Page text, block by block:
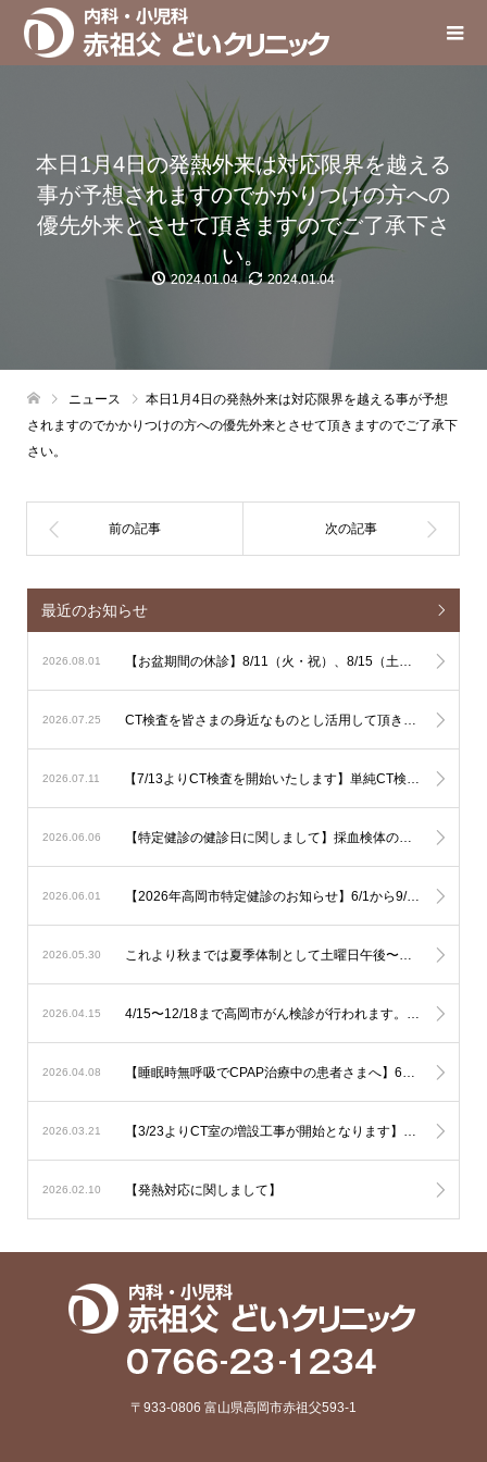
本日1月4日の発熱外来は対応限界を越える
事が予想されますのでかかりつけの方への
優先外来とさせて頂きますのでご了承下さ
い。
2024.01.04 2024.01.04
ニュース
本日1月4日の発熱外来は対応限界を越える事が予想
されますのでかかりつけの方への優先外来とさせて頂きますのでご了承下
さい。
最近のお知らせ
2026.08.01
2026.07.25
2026.07.11
2026.06.06 【特定健診の健診日に関しまして】採血検体の集配と保存の関係で、健診は月曜日から土曜日午前（土曜日午後、日曜日を除く）でお願いいたします。
2026.06.01 【2026年高岡市特定健診のお知らせ】6/1から9/30の期間で行われます。予約は不要ですので受診券をご持参の上直接ご受診下さい。可能なようでしたら食事を抜いての健診をお勧め致します。
2026.05.30 これより秋までは夏季体制として土曜日午後〜日曜は少人数での運用となります。診察状況により診療の遅延を生じる可能性も考慮されますが対応人数は維持する必要がありますので発熱への検査は流行状況をもとに当日判断が必要なものに限定した対応とさせて頂きます。
2026.04.15
2026.04.08
2026.03.21
2026.02.10 【発熱対応に関しまして】
〒933-0806 富山県高岡市赤祖父593-1